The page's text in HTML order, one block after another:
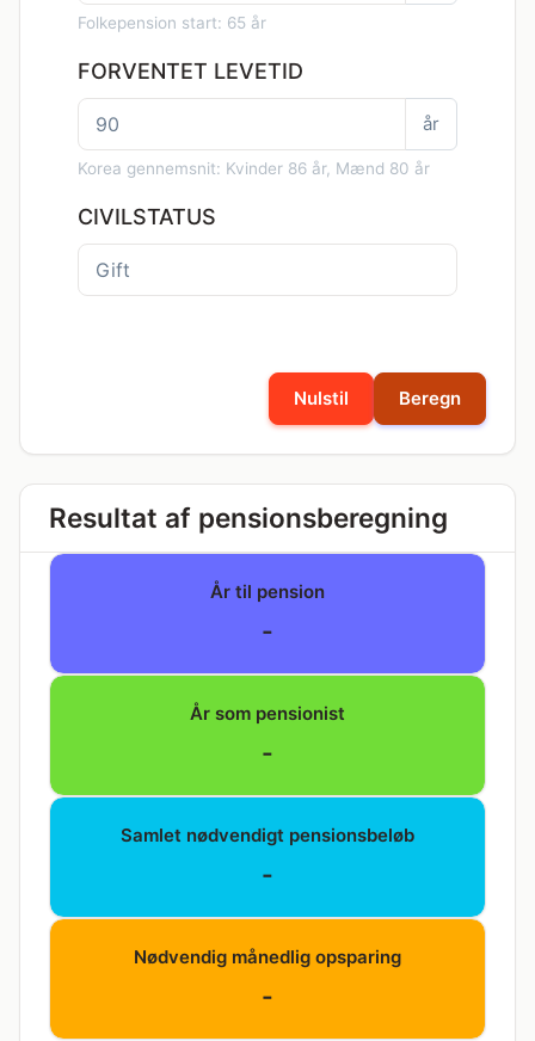
Folkepension start: 65 år
FORVENTET LEVETID
år
Korea gennemsnit: Kvinder 86 år, Mænd 80 år
CIVILSTATUS
Nulstil Beregn
Resultat af pensionsberegning
År til pension
-
År som pensionist
-
Samlet nødvendigt pensionsbeløb
-
Nødvendig månedlig opsparing
-